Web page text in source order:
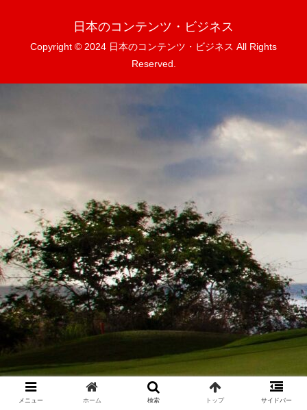
日本のコンテンツ・ビジネス
Copyright © 2024 日本のコンテンツ・ビジネス All Rights
Reserved.
メニュー ホーム 検索 トップ サイドバー